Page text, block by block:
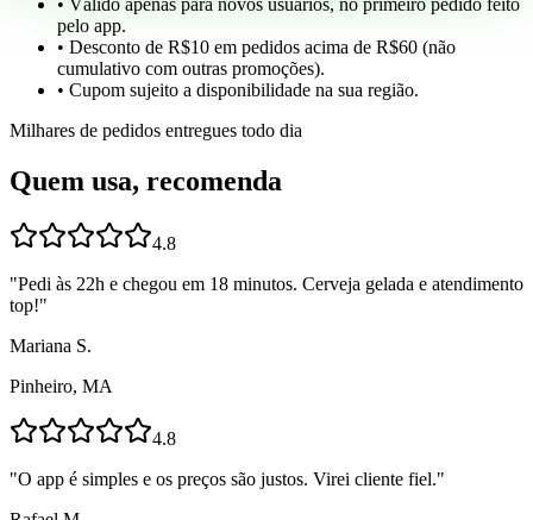
pelo app.
• Desconto de R$10 em pedidos acima de R$60 (não
cumulativo com outras promoções).
• Cupom sujeito a disponibilidade na sua região.
Milhares de pedidos entregues todo dia
Quem usa, recomenda
4.8
"Pedi às 22h e chegou em 18 minutos. Cerveja gelada e atendimento
top!"
Mariana S.
Pinheiro, MA
4.8
"O app é simples e os preços são justos. Virei cliente fiel."